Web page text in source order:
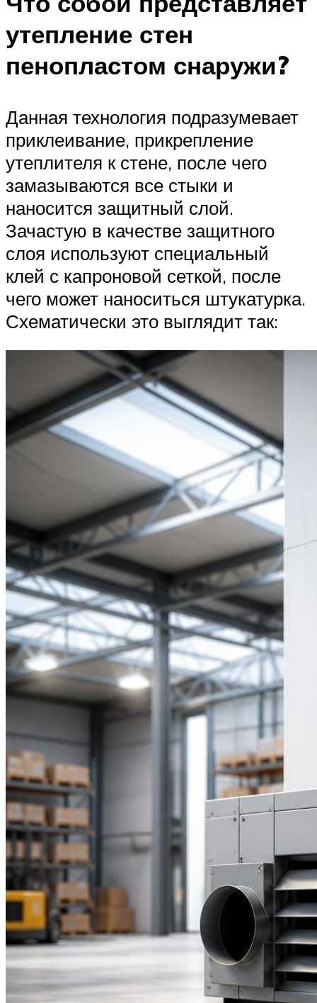
утепление стен
пенопластом снаружи?
Данная технология подразумевает
приклеивание, прикрепление
утеплителя к стене, после чего
замазываются все стыки и
наносится защитный слой.
Зачастую в качестве защитного
слоя используют специальный
клей с капроновой сеткой, после
чего может наноситься штукатурка.
Схематически это выглядит так: